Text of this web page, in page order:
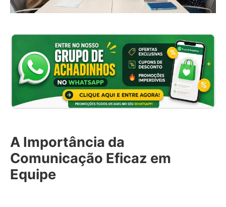
A Importância da
Comunicação Eficaz em
Equipe